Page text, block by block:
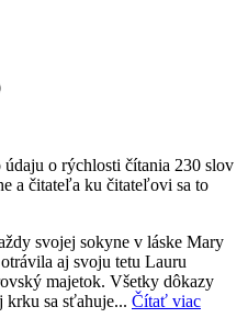
údaju o rýchlosti čítania 230 slov
a čitateľa ku čitateľovi sa to
svojej sokyne v láske Mary
aj svoju tetu Lauru
majetok. Všetky dôkazy
krku sa sťahuje... Čítať viac